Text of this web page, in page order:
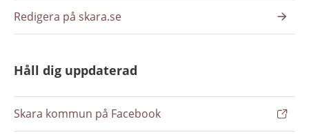
Redigera på skara.se
Håll dig uppdaterad
Skara kommun på Facebook